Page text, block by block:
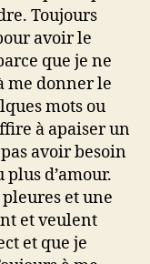
Toujours
avoir le
que je ne
me donner le
mots ou
à apaiser un
avoir besoin
plus d’amour.
et une
et veulent
et que je